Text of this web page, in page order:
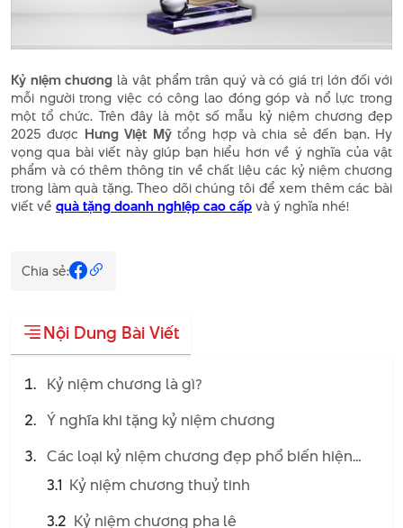
Kỷ niệm chương là vật phẩm trân quý và có giá trị lớn đối với
mỗi người trong việc có công lao đóng góp và nổ lực trong
một tổ chức. Trên đây là một số mẫu kỷ niệm chương đẹp
2025 được Hưng Việt Mỹtổng hợp và chia sẻ đến bạn. Hy
vọng qua bài viết này giúp bạn hiểu hơn về ý nghĩa của vật
phẩm và có thêm thông tin về chất liệu các kỷ niệm chương
trong làm quà tặng. Theo dõi chúng tôi để xem thêm các bài
viết về quà tặng doanh nghiệp cao cấpvà ý nghĩa nhé!
Chia sẻ:
Nội Dung Bài Viết
Kỷ niệm chương là gì?
Ý nghĩa khi tặng kỷ niệm chương
Các loại kỷ niệm chương đẹp phổ biến hiện
nay
3.1 Kỷ niệm chương thuỷ tinh
3.2 Kỷ niệm chương pha lê